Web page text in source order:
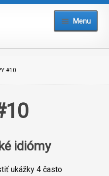
Menu
#10
idiómy
ukážky 4 často